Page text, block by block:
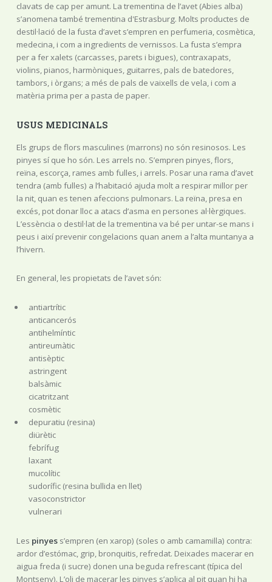
clavats de cap per amunt. La trementina de l’avet (Abies alba)
s’anomena també trementina d'Estrasburg. Molts productes de
destil·lació de la fusta d’avet s’empren en perfumeria, cosmètica,
medecina, i com a ingredients de vernissos. La fusta s’empra
per a fer xalets (carcasses, parets i bigues), contraxapats,
violins, pianos, harmòniques, guitarres, pals de batedores,
tambors, i òrgans; a més de pals de vaixells de vela, i com a
matèria prima per a pasta de paper.
USUS MEDICINALS
Els grups de flors masculines (marrons) no són resinosos. Les
pinyes sí que ho són. Les arrels no. S’empren pinyes, flors,
reïna, escorça, rames amb fulles, i arrels. Posar una rama d’avet
tendra (amb fulles) a l’habitació ajuda molt a respirar millor per
la nit, quan es tenen afeccions pulmonars. La reïna, presa en
excés, pot donar lloc a atacs d’asma en persones al·lèrgiques.
L’essència o destil·lat de la trementina va bé per untar-se mans i
peus i així prevenir congelacions quan anem a l’alta muntanya a
l’hivern.
En general, les propietats de l’avet són:
antiartrític
anticancerós
antihelmíntic
antireumàtic
antisèptic
astringent
balsàmic
cicatritzant
cosmètic
depuratiu (resina)
diürètic
febrífug
laxant
mucolític
sudorífic (resina bullida en llet)
vasoconstrictor
vulnerari
Les pinyess’empren (en xarop) (soles o amb camamilla) contra:
ardor d’estómac, grip, bronquitis, refredat. Deixades macerar en
aigua freda (i sucre) donen una beguda refrescant (típica del
Montseny). L’oli de macerar les pinyes s’aplica al pit quan hi ha